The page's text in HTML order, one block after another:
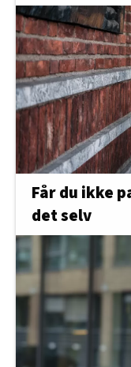
Får du ikke
det selv